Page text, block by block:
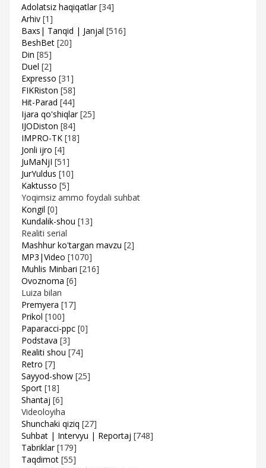
Adolatsiz haqiqatlar [34]
Arhiv [1]
Baxs| Tanqid | Janjal [516]
BeshBet [20]
Din [85]
Duel [2]
Expresso [31]
FIKRiston [58]
Hit-Parad [44]
Ijara qo'shiqlar [25]
IJODiston [84]
IMPRO-TK [18]
Jonli ijro [4]
JuMaNjI [51]
JurYuldus [10]
Kaktusso [5]
Yoqimsiz ammo foydali suhbat
Kongil [0]
Kundalik-shou [13]
Realiti serial
Mashhur ko'targan mavzu [2]
MP3|Video [1070]
Muhlis Minbari [216]
Ovoznoma [6]
Luiza bilan
Premyera [17]
Prikol [100]
Paparacci-ppc [0]
Podstava [3]
Realiti shou [74]
Retro [7]
Sayyod-show [25]
Sport [18]
Shantaj [6]
Videoloyiha
Shunchaki qiziq [27]
Suhbat | Intervyu | Reportaj [748]
Tabriklar [179]
Taqdimot [55]